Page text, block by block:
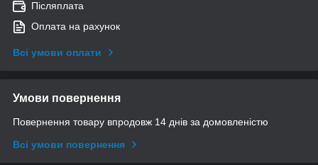
Післяплата
Оплата на рахунок
Всі умови оплати
Умови повернення
Повернення товару впродовж 14 днів за домовленістю
Всі умови повернення